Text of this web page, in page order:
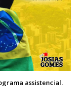
assistencial.